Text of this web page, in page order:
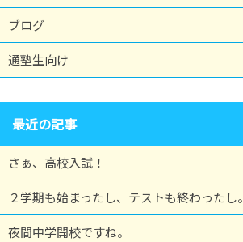
ブログ
通塾生向け
最近の記事
さぁ、高校入試！
２学期も始まったし、テストも終わったし。
夜間中学開校ですね。